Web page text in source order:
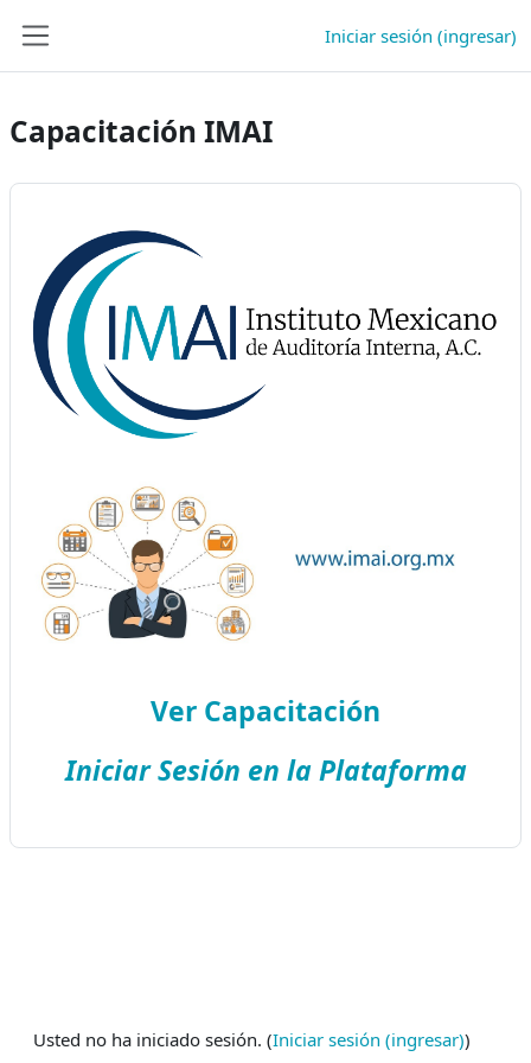
Iniciar sesión (ingresar)
Capacitación IMAI
Ver Capacitación
Iniciar Sesión en la Plataforma
Usted no ha iniciado sesión. (Iniciar sesión (ingresar))